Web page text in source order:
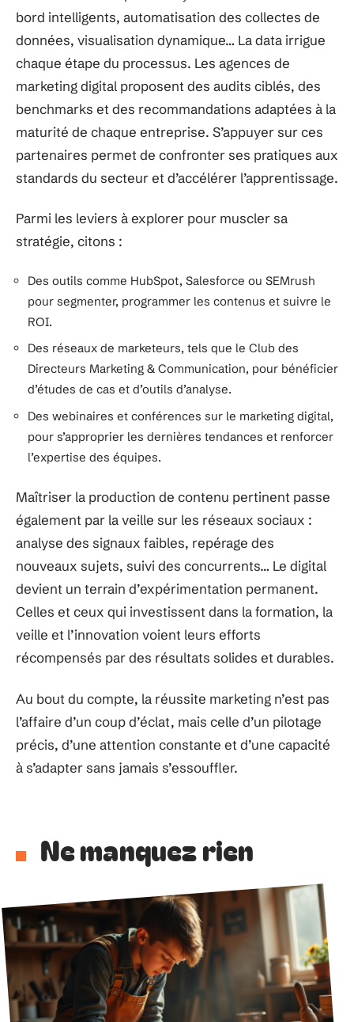
bord intelligents, automatisation des collectes de
données, visualisation dynamique… La data irrigue
chaque étape du processus. Les agences de
marketing digital proposent des audits ciblés, des
benchmarks et des recommandations adaptées à la
maturité de chaque entreprise. S’appuyer sur ces
partenaires permet de confronter ses pratiques aux
standards du secteur et d’accélérer l’apprentissage.
Parmi les leviers à explorer pour muscler sa
stratégie, citons :
Des outils comme HubSpot, Salesforce ou SEMrush
pour segmenter, programmer les contenus et suivre le
ROI.
Des réseaux de marketeurs, tels que le Club des
Directeurs Marketing & Communication, pour bénéficier
d’études de cas et d’outils d’analyse.
Des webinaires et conférences sur le marketing digital,
pour s’approprier les dernières tendances et renforcer
l’expertise des équipes.
Maîtriser la production de contenu pertinent passe
également par la veille sur les réseaux sociaux :
analyse des signaux faibles, repérage des
nouveaux sujets, suivi des concurrents… Le digital
devient un terrain d’expérimentation permanent.
Celles et ceux qui investissent dans la formation, la
veille et l’innovation voient leurs efforts
récompensés par des résultats solides et durables.
Au bout du compte, la réussite marketing n’est pas
l’affaire d’un coup d’éclat, mais celle d’un pilotage
précis, d’une attention constante et d’une capacité
à s’adapter sans jamais s’essouffler.
Ne manquez rien